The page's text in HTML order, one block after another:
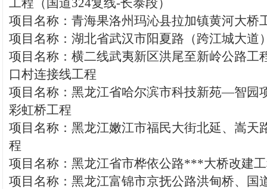
工程（国道324复线-长泰段）
项目名称：青海果洛州玛沁县拉加镇黄河大桥
项目名称：湖北省武汉市阳夏路（跨江城大道
项目名称：横二线武夷新区洪尾至新岭公路工
口村连接线工程
项目名称：黑龙江省哈尔滨市科技新苑—智园
彩虹桥工程
项目名称：黑龙江嫩江市福民大街北延、嵩天
程
项目名称：黑龙江省市桦依公路***大桥改建
项目名称：黑龙江富锦市京抚公路洪甸桥、国